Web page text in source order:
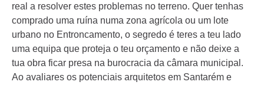
real a resolver estes problemas no terreno. Quer tenhas
comprado uma ruína numa zona agrícola ou um lote
urbano no Entroncamento, o segredo é teres a teu lado
uma equipa que proteja o teu orçamento e não deixe a
tua obra ficar presa na burocracia da câmara municipal.
Ao avaliares os potenciais arquitetos em Santarém e